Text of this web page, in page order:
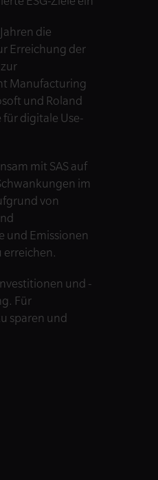
die
Erreichung der
Manufacturing
und Roland
digitale Use-
mit SAS auf
im
von
und Emissionen
erreichen.
und -
Für
sparen und